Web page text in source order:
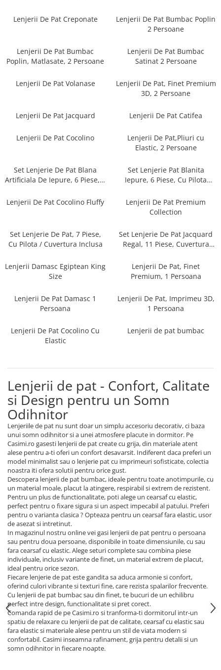
Cearceaf normal
Lenjerii De Pat Bumbac Poplin 2
Persoane
Matlasate, 2 Persoane
Lenjerii De Pat Volanase
Lenjerii De Pat, Finet Premium 3D,
Lenjerii De Pat Catifea
Set Lenjerie De Pat Blana
Set Lenjerie Pat Blanita Iepure, 6
Piese, Cu Pilota Inclusa
Set Lenjerie De Pat, 7 Piese, Cu
Set Lenjerie De Pat Jacquard Regal,
11 Piese, Cuvertura Inclusa
Lenjerii De Pat, Finet Premium, 1
Lenjerii De Pat, Imprimeu 3D, 1
Persoana
Lenjerii De Pat Creponate
Lenjerii De Pat Bumbac Poplin
2 Persoane
Lenjerii De Pat Bumbac
Poplin, Matlasate, 2 Persoane
Lenjerii De Pat Bumbac
Satinat 2 Persoane
Lenjerii De Pat Volanase
Lenjerii De Pat, Finet Premium
3D, 2 Persoane
Lenjerii De Pat Jacquard Lenjerii De Pat Catifea
Lenjerii De Pat Cocolino
Lenjerii De Pat,Pliuri cu
Elastic, 2 Persoane
Set Lenjerie De Pat Blana
Artificiala De Iepure, 6 Piese, 2
Set Lenjerie Pat Blanita
Iepure, 6 Piese, Cu Pilota
Lenjerii De Pat Cocolino Fluffy
Lenjerii De Pat Premium
Collection
Set Lenjerie De Pat, 7 Piese,
Cu Pilota / Cuvertura Inclusa
Set Lenjerie De Pat Jacquard
Regal, 11 Piese, Cuvertura
Lenjerii Damasc Egiptean King
Size
Lenjerii De Pat, Finet
Premium, 1 Persoana
Lenjerii De Pat Damasc 1
Persoana
Lenjerii De Pat, Imprimeu 3D,
1 Persoana
Lenjerii De Pat Cocolino Cu
Elastic
Lenjerii de pat bumbac
Lenjerii de pat - Confort, Calitate
si Design pentru un Somn
Odihnitor
Lenjeriile de pat nu sunt doar un simplu accesoriu decorativ, ci baza
unui somn odihnitor si a unei atmosfere placute in dormitor. Pe
Casimi.ro gasesti lenjerii de pat create cu grija, din materiale atent
alese pentru a-ti oferi un confort desavarsit. Indiferent daca preferi un
model minimalist sau o lenjerie pat cu imprimeuri sofisticate, colectia
noastra iti ofera solutii pentru orice gust.
Descopera lenjerii de pat bumbac, ideale pentru toate anotimpurile, cu
un material moale, placut la atingere, respirabil si extrem de rezistent.
Pentru un plus de functionalitate, poti alege un cearsaf cu elastic,
perfect pentru o fixare sigura si un aspect impecabil al patului. Preferi
pentru o varianta clasica ? Opteaza pentru un cearsaf fara elastic, usor
de asezat si intretinut.
In magazinul nostru online vei gasi lenjerii de pat pentru o persoana
sau pentru doua persoane, disponibile in toate dimensiunile, cu sau
fara cearsaf cu elastic. Alege seturi complete sau combina piese
individuale, inclusiv variante de finet, un material extrem de placut,
ideal pentru orice sezon.
Fiecare lenjerie de pat este gandita sa aduca armonie si confort,
oferind culori vibrante si texturi fine, care rezista spalarilor frecvente.
Cu lenjerii de pat bumbac sau din finet, te bucuri de un echilibru
perfect intre design, functionalitate si pret corect.
Comanda rapid de pe Casimi.ro si tranforma-ti dormitorul intr-un
spatiu de relaxare cu lenjerii de pat de calitate, cearsaf cu elastic sau
fara elastic si materiale alese pentru un stil de viata modern si
confortabil. Casimi inseamna rafinament, grija pentru detalii si un
somn odihnitor in fiecare noapte.